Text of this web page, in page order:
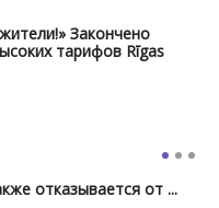
Закончено
тарифов Rīgas
отказывается от ...